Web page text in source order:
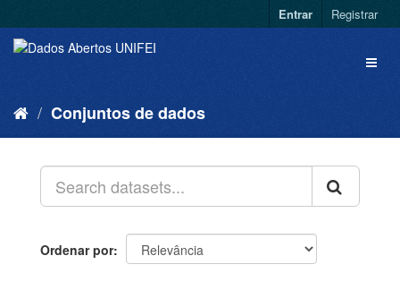
Entrar Registrar
Conjuntos de dados
Ordenar por